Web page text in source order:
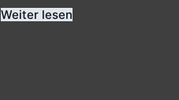
Weiter lesen